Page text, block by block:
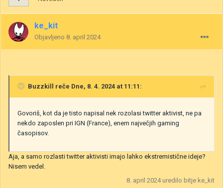
ke_kit
Objavljeno 8. april 2024
Buzzkill reče Dne, 8. 4. 2024 at 11:11:
Govoriš, kot da je tisto napisal nek rozolasi twitter aktivist, ne pa
nekdo zaposlen pri IGN (France), enem največjih gaming
časopisov.
Aja, a samo rozlasti twitter aktivisti imajo lahko ekstremistične ideje?
Nisem vedel.
8. april 2024uredilo bitje ke_kit